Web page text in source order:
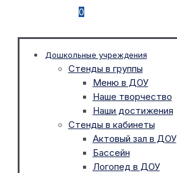
0
Дошкольные учреждения
Стенды в группы
Меню в ДОУ
Наше творчество
Наши достижения
Стенды в кабинеты
Актовый зал в ДОУ
Бассейн
Логопед в ДОУ